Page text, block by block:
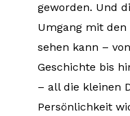
geworden. Und
Umgang mit den
sehen kann –
Geschichte bis
– all die kleinen
Persönlichkeit